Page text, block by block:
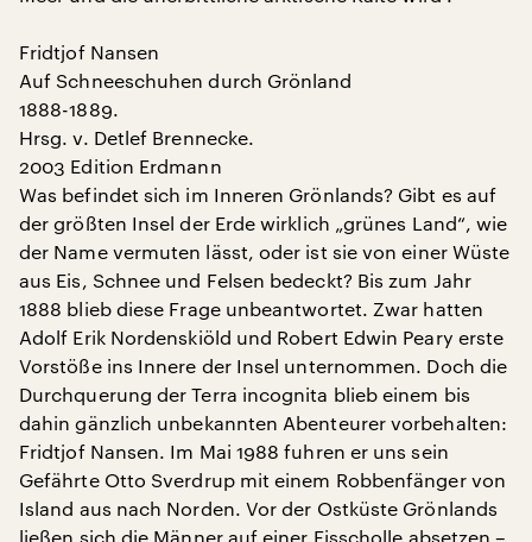
Fridtjof Nansen
Auf Schneeschuhen durch Grönland
1888-1889.
Hrsg. v. Detlef Brennecke.
2003 Edition Erdmann
Was befindet sich im Inneren Grönlands? Gibt es auf
der größten Insel der Erde wirklich „grünes Land“, wie
der Name vermuten lässt, oder ist sie von einer Wüste
aus Eis, Schnee und Felsen bedeckt? Bis zum Jahr
1888 blieb diese Frage unbeantwortet. Zwar hatten
Adolf Erik Nordenskiöld und Robert Edwin Peary erste
Vorstöße ins Innere der Insel unternommen. Doch die
Durchquerung der Terra incognita blieb einem bis
dahin gänzlich unbekannten Abenteurer vorbehalten:
Fridtjof Nansen. Im Mai 1988 fuhren er uns sein
Gefährte Otto Sverdrup mit einem Robbenfänger von
Island aus nach Norden. Vor der Ostküste Grönlands
ließen sich die Männer auf einer Eisscholle absetzen –